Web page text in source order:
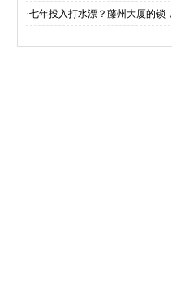
·七年投入打水漂？藤州大厦的锁，